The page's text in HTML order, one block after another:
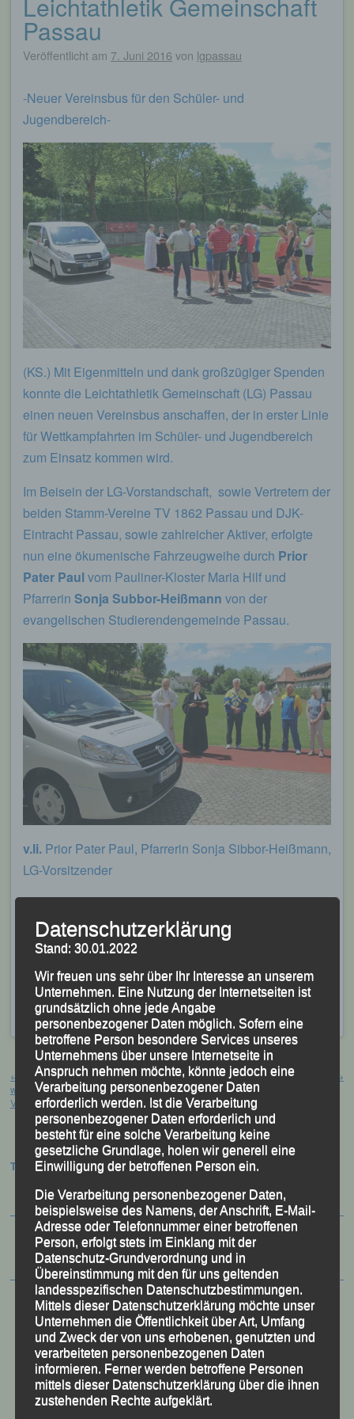
Passau
Veröffentlicht am 7. Juni 2016 von lgpassau
-Neuer Vereinsbus für den Schüler- und
Jugendbereich-
(KS.) Mit Eigenmitteln und dank großzügiger Spenden
konnte die Leichtathletik Gemeinschaft (LG) Passau
einen neuen Vereinsbus anschaffen, der in erster Linie
für Wettkampfahrten im Schüler- und Jugendbereich
zum Einsatz kommen wird.
Im Beisein der LG-Vorstandschaft, sowie Vertretern der
beiden Stamm-Vereine TV 1862 Passau und DJK-
Eintracht Passau, sowie zahlreicher Aktiver, erfolgte
nun eine ökumenische Fahrzeugweihe durch Prior
Pater Paulvom Pauliner-Kloster Maria Hilf und
Pfarrerin Sonja Subbor-Heißmann von der
evangelischen Studierendengemeinde Passau.
v.li. Prior Pater Paul, Pfarrerin Sonja Sibbor-Heißmann,
LG-Vorsitzender
stellvertretender LG-Vorsitzender Siegfried Kapfer
(auch als Vertreter der DJK-Eintracht Passau) und
stellvertretende LG-Vorsitzende Centa Hollweck.
VeröffentlichtinAktuelles,Archiv 2016 |Markiert mit
Fahrzeugweihe
Beitragsnavigation
←
50. Passauer Behördensportfest
wirft seine Schatten voraus –
Vorbericht
Mondsee – Halbmarathon →
Termine:
Datenschutzerklärung
Stand: 30.01.2022
Wir freuen uns sehr über Ihr Interesse an unserem
Unternehmen. Eine Nutzung der Internetseiten ist
grundsätzlich ohne jede Angabe
personenbezogener Daten möglich. Sofern eine
betroffene Person besondere Services unseres
Unternehmens über unsere Internetseite in
Anspruch nehmen möchte, könnte jedoch eine
Verarbeitung personenbezogener Daten
erforderlich werden. Ist die Verarbeitung
personenbezogener Daten erforderlich und
besteht für eine solche Verarbeitung keine
gesetzliche Grundlage, holen wir generell eine
Einwilligung der betroffenen Person ein.
Die Verarbeitung personenbezogener Daten,
beispielsweise des Namens, der Anschrift, E-Mail-
Adresse oder Telefonnummer einer betroffenen
Person, erfolgt stets im Einklang mit der
Datenschutz-Grundverordnung und in
Übereinstimmung mit den für uns geltenden
landesspezifischen Datenschutzbestimmungen.
Mittels dieser Datenschutzerklärung möchte unser
Unternehmen die Öffentlichkeit über Art, Umfang
und Zweck der von uns erhobenen, genutzten und
verarbeiteten personenbezogenen Daten
informieren. Ferner werden betroffene Personen
mittels dieser Datenschutzerklärung über die ihnen
zustehenden Rechte aufgeklärt.